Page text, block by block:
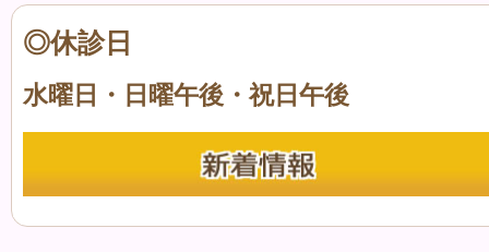
◎休診日
水曜日・日曜午後・祝日午後